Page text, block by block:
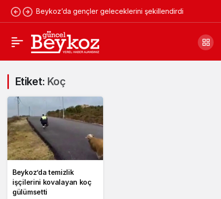
Beykoz’da gençler geleceklerini şekillendirdi
Etiket: Koç
Beykoz’da temizlik
işçilerini kovalayan koç
gülümsetti